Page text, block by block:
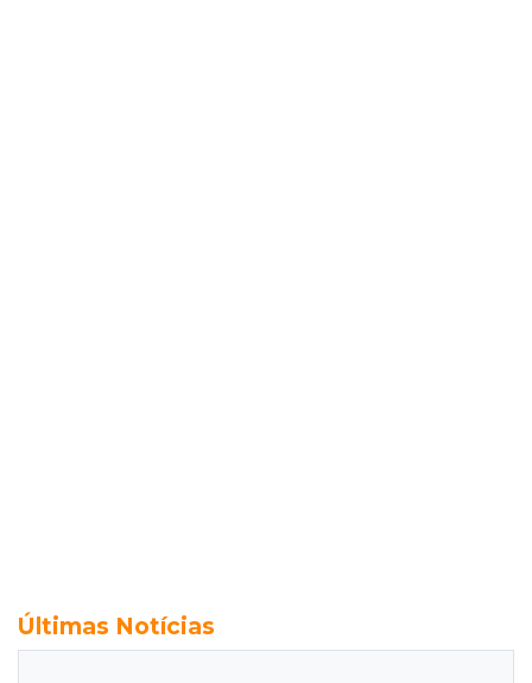
Últimas Notícias